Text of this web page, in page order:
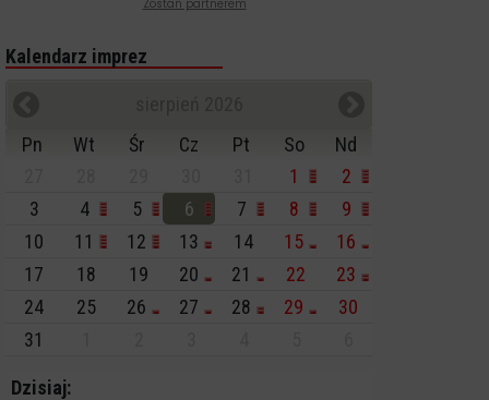
Zostań partnerem
Kalendarz imprez
Pn
Wt Śr Cz Pt So
Nd
1
2
3
4 5 6 7 8
9
10
11 12 13 14 15
16
17
18 19 20 21 22
23
24
25 26 27 28 29
30
31
Dzisiaj: